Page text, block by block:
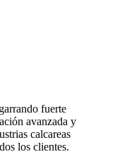
fuerte
avanzada y
calcareas
los clientes.